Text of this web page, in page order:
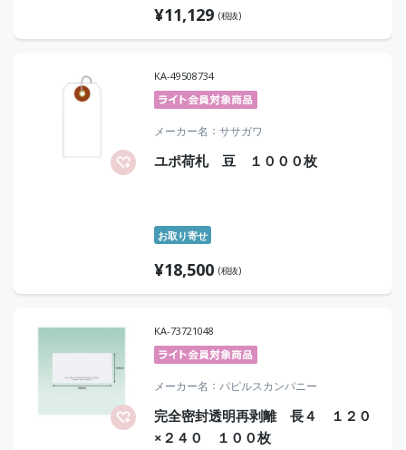
¥11,129 (税抜)
KA-49508734
メーカー名 ササガワ
ユポ荷札 豆 １０００枚
お取り寄せ
¥18,500 (税抜)
KA-73721048
メーカー名 パピルスカンパニー
完全密封透明再剥離 長４ １２０
×２４０ １００枚